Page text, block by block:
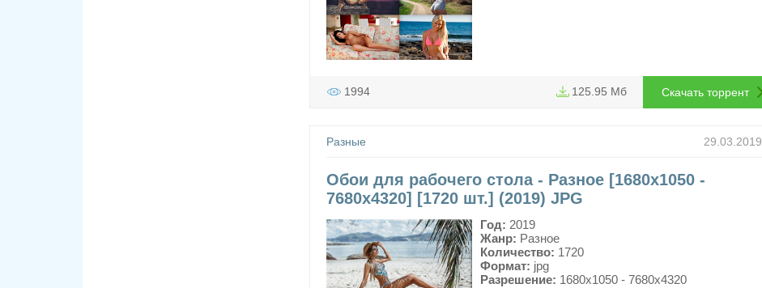
Скачать торрент
1994 125.95 Мб
Разные 29.03.2019
Обои для рабочего стола - Разное [1680x1050 -
7680x4320] [1720 шт.] (2019) JPG
Год: 2019
Жанр: Разное
Количество: 1720
Формат: jpg
Разрешение: 1680x1050 - 7680x4320